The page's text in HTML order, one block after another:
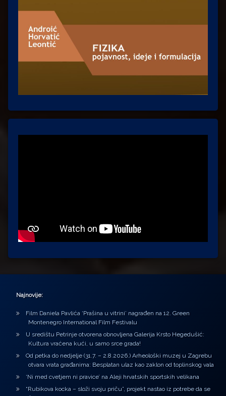
Najnovije:
Film Daniela Pavlića ‘Prašina u vitrini’ nagrađen na 12. Green
Montenegro International Film Festivalu
U središtu Petrinje otvorena obnovljena Galerija Krsto Hegedušić:
Kultura vraćena kući, u samo srce grada!
Od petka do nedjelje (31.7. – 2.8.2026.) Arheološki muzej u Zagrebu
otvara vrata građanima: Besplatan ulaz kao zaklon od toplinskog vala
‘Ni med cvetjem ni pravice’ na Aleji hrvatskih sportskih velikana
“Rubikova kocka – složi svoju priču”, projekt nastao iz potrebe da se